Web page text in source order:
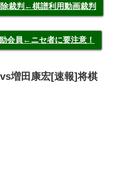
裁判←棋譜利用動画裁判
会員←ニセ者に要注意！
増田康宏[速報]将棋